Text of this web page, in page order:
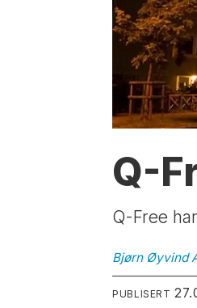
Q-
Q-Free
Bjørn Øyvind
PUBLISERT